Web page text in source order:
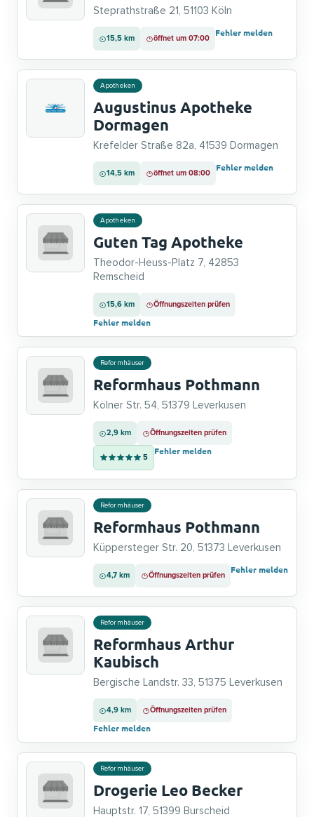
Steprathstraße 21, 51103 Köln
15,5 km öffnet um 07:00
Fehler melden
Apotheken
Augustinus Apotheke
Dormagen
Krefelder Straße 82a, 41539 Dormagen
14,5 km öffnet um 08:00
Fehler melden
Apotheken
Guten Tag Apotheke
Theodor-Heuss-Platz 7, 42853
Remscheid
15,6 km Öffnungszeiten prüfen
Fehler melden
Reformhäuser
Reformhaus Pothmann
Kölner Str. 54, 51379 Leverkusen
2,9 km Öffnungszeiten prüfen
5
Fehler melden
Reformhäuser
Reformhaus Pothmann
Küppersteger Str. 20, 51373 Leverkusen
4,7 km Öffnungszeiten prüfen
Fehler melden
Reformhäuser
Reformhaus Arthur
Kaubisch
Bergische Landstr. 33, 51375 Leverkusen
4,9 km Öffnungszeiten prüfen
Fehler melden
Reformhäuser
Drogerie Leo Becker
Hauptstr. 17, 51399 Burscheid